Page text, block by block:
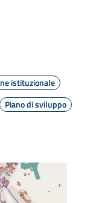
istituzionale
Piano di sviluppo